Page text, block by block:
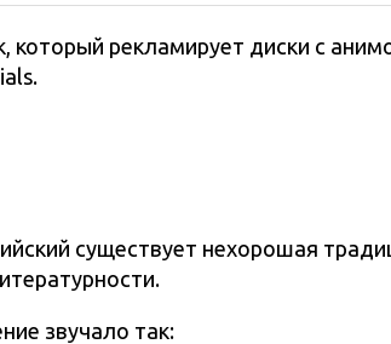
который рекламирует диски с
существует нехорошая
звучало так: